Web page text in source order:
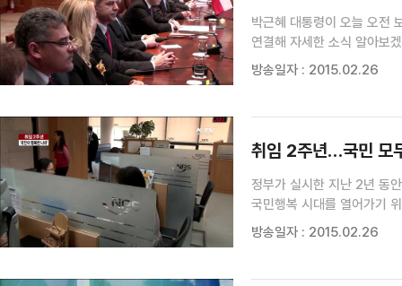
박근혜 대통령이 오늘 오전
연결해 자세한 소식 알아보
우리나라를 찾은 것이 14년
방송일자 : 2015.02.26
취임 2주년…국민 모
정부가 실시한 지난 2년 동
국민행복 시대를 열어가기
2012년 기준 우리나라의
방송일자 : 2015.02.26